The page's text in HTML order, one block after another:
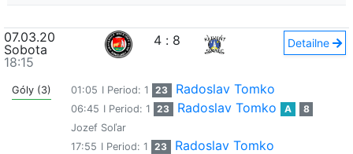
07.03.20
Sobota
18:15
4 : 8 Detailne
Góly (3) 01:05 I Period: 1 23 Radoslav Tomko
06:45 I Period: 1 23 Radoslav Tomko A
8
Jozef Soľar
17:55 I Period: 1 23
Radoslav Tomko